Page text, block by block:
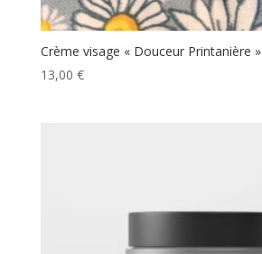
Crème visage « Douceur Printanière »
13,00 €